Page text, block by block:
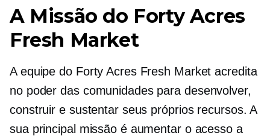
A Missão do Forty Acres
Fresh Market
A equipe do Forty Acres Fresh Market acredita
no poder das comunidades para desenvolver,
construir e sustentar seus próprios recursos. A
sua principal missão é aumentar o acesso a